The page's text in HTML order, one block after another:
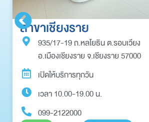
สาขาเชียงราย
935/17-19 ถ.หลโยธิน ต.รอบเวียง
อ.เมืองเชียงราย จ.เชียงราย 57000
เปิดให้บริการทุกวัน
เวลา 10.00-19.00 น.
099-2122000